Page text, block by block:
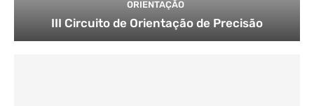
ORIENTAÇÃO
III Circuito de Orientação de Precisão